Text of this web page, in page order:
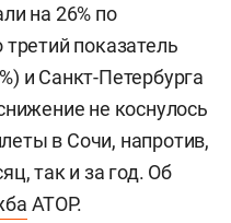
на 26% по
показатель
и Санкт-Петербурга
не коснулось
в Сочи, напротив,
так и за год. Об
АТОР.